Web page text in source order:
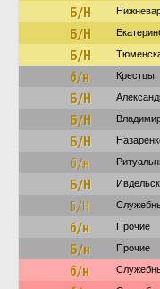
Б/Н
Б/Н
Б/Н
б/н Крестцы
Б/Н
Б/Н
Б/Н
б/н
Б/Н
Б/Н
б/н Прочие
Б/н Прочие
б/н